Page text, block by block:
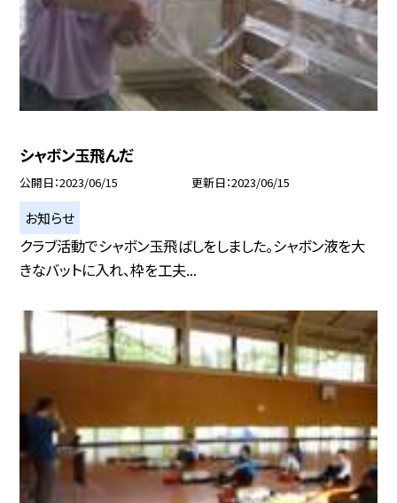
シャボン玉飛んだ
公開日 2023/06/15 更新日 2023/06/15
お知らせ
クラブ活動でシャボン玉飛ばしをしました。シャボン液を大
きなバットに入れ、枠を工夫...